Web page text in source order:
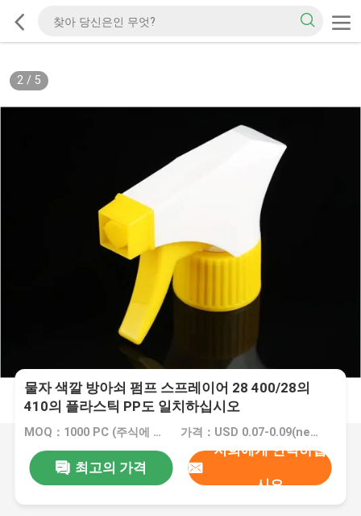
2/ 5
물자 색깔 방아쇠 펌프 스프레이어 28 400/28의
410의 플라스틱 PP도 일치하십시오
MOQ：1000 PC (주식에 있는 정상적인 색깔) 가격：USD 0.07-0.09(negotionable)
최고의 가격
저희에게 연락하십
시오